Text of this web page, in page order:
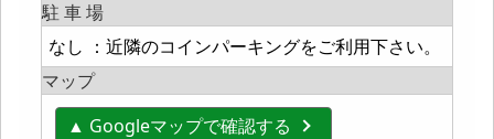
駐 車 場
なし ：近隣のコインパーキングをご利用下さい。
マップ
▲ Googleマップで確認する